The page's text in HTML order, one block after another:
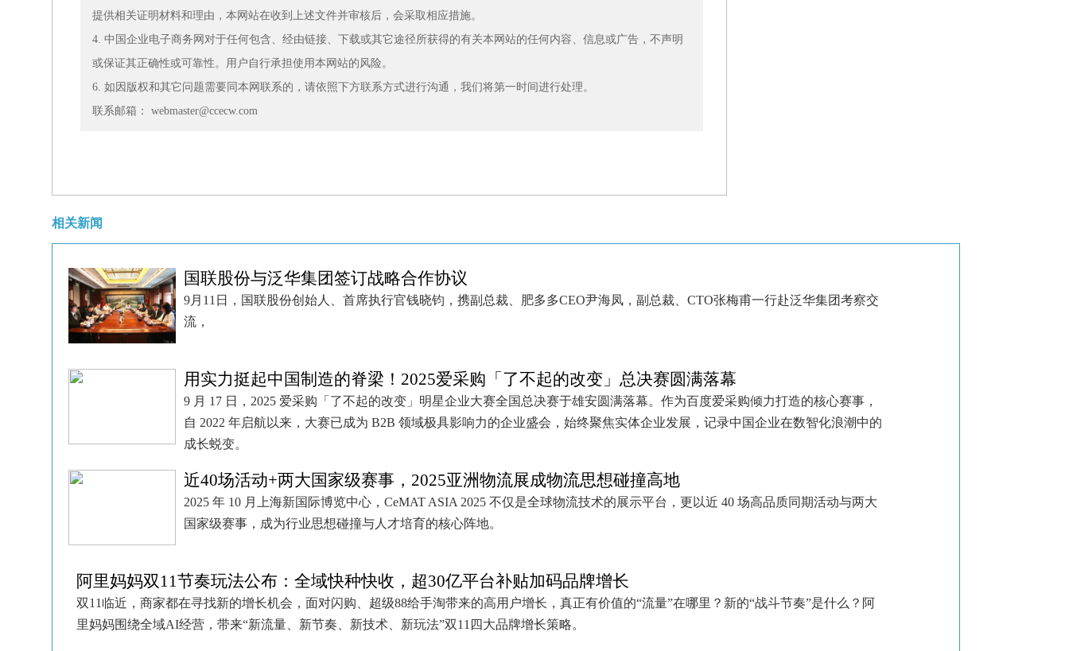
提供相关证明材料和理由，本网站在收到上述文件并审核后，会采取相应措施。
4. 中国企业电子商务网对于任何包含、经由链接、下载或其它途径所获得的有关本网站的任何内容、信息或广告，不声明
或保证其正确性或可靠性。用户自行承担使用本网站的风险。
6. 如因版权和其它问题需要同本网联系的，请依照下方联系方式进行沟通，我们将第一时间进行处理。
联系邮箱： webmaster@ccecw.com
相关新闻
国联股份与泛华集团签订战略合作协议
9月11日，国联股份创始人、首席执行官钱晓钧，携副总裁、肥多多CEO尹海凤，副总裁、CTO张梅甫一行赴泛华集团考察交
流，
用实力挺起中国制造的脊梁！2025爱采购「了不起的改变」总决赛圆满落幕
9 月 17 日，2025 爱采购「了不起的改变」明星企业大赛全国总决赛于雄安圆满落幕。作为百度爱采购倾力打造的核心赛事，
自 2022 年启航以来，大赛已成为 B2B 领域极具影响力的企业盛会，始终聚焦实体企业发展，记录中国企业在数智化浪潮中的
成长蜕变。
近40场活动+两大国家级赛事，2025亚洲物流展成物流思想碰撞高地
2025 年 10 月上海新国际博览中心，CeMAT ASIA 2025 不仅是全球物流技术的展示平台，更以近 40 场高品质同期活动与两大
国家级赛事，成为行业思想碰撞与人才培育的核心阵地。
阿里妈妈双11节奏玩法公布：全域快种快收，超30亿平台补贴加码品牌增长
双11临近，商家都在寻找新的增长机会，面对闪购、超级88给手淘带来的高用户增长，真正有价值的“流量”在哪里？新的“战斗节奏”是什么？阿
里妈妈围绕全域AI经营，带来“新流量、新节奏、新技术、新玩法”双11四大品牌增长策略。